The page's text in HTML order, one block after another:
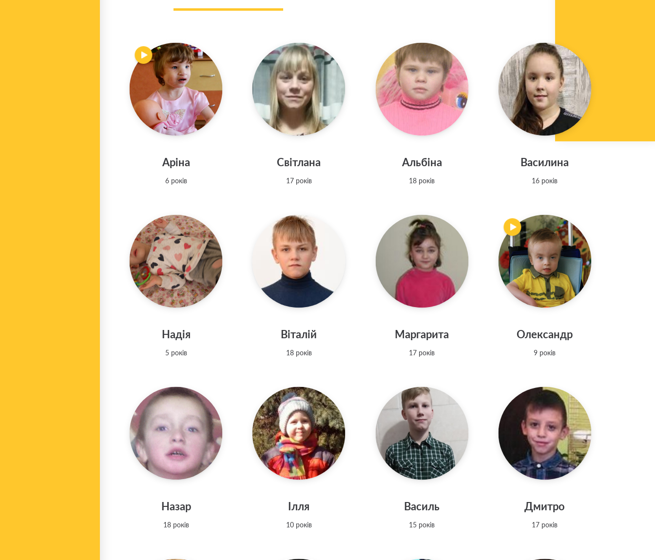
Аріна
6 років
Світлана
17 років
Альбіна
18 років
Василина
16 років
Надія
5 років
Віталій
18 років
Маргарита
17 років
Олександр
9 років
Назар
18 років
Ілля
10 років
Василь
15 років
Дмитро
17 років